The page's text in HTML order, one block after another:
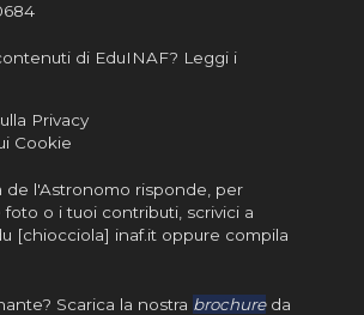
di EduINAF? Leggi i
Privacy
Cookie
de l'Astronomo risponde, per
foto o i tuoi contributi, scrivici a
[chiocciola] inaf.it oppure compila
Scarica la nostra brochureda